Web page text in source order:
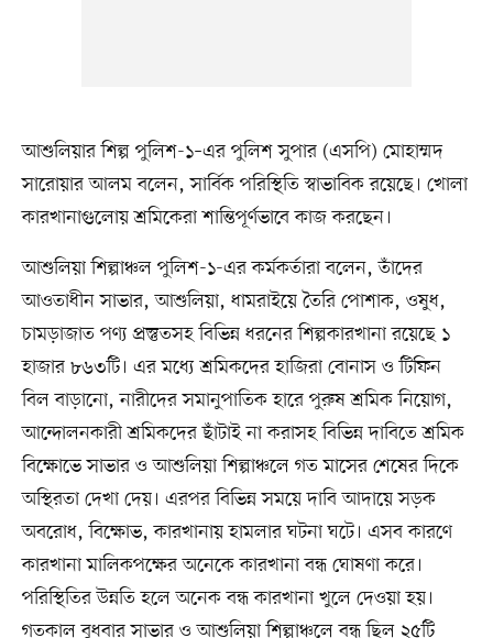
আশুলিয়ার শিল্প পুলিশ-১–এর পুলিশ সুপার (এসপি) মোহাম্মদ
সারোয়ার আলম বলেন, সার্বিক পরিস্থিতি স্বাভাবিক রয়েছে। খোলা
কারখানাগুলোয় শ্রমিকেরা শান্তিপূর্ণভাবে কাজ করছেন।
আশুলিয়া শিল্পাঞ্চল পুলিশ-১-এর কর্মকর্তারা বলেন, তাঁদের
আওতাধীন সাভার, আশুলিয়া, ধামরাইয়ে তৈরি পোশাক, ওষুধ,
চামড়াজাত পণ্য প্রস্তুতসহ বিভিন্ন ধরনের শিল্পকারখানা রয়েছে ১
হাজার ৮৬৩টি। এর মধ্যে শ্রমিকদের হাজিরা বোনাস ও টিফিন
বিল বাড়ানো, নারীদের সমানুপাতিক হারে পুরুষ শ্রমিক নিয়োগ,
আন্দোলনকারী শ্রমিকদের ছাঁটাই না করাসহ বিভিন্ন দাবিতে শ্রমিক
বিক্ষোভে সাভার ও আশুলিয়া শিল্পাঞ্চলে গত মাসের শেষের দিকে
অস্থিরতা দেখা দেয়। এরপর বিভিন্ন সময়ে দাবি আদায়ে সড়ক
অবরোধ, বিক্ষোভ, কারখানায় হামলার ঘটনা ঘটে। এসব কারণে
কারখানা মালিকপক্ষের অনেকে কারখানা বন্ধ ঘোষণা করে।
পরিস্থিতির উন্নতি হলে অনেক বন্ধ কারখানা খুলে দেওয়া হয়।
গতকাল বুধবার সাভার ও আশুলিয়া শিল্পাঞ্চলে বন্ধ ছিল ২৫টি